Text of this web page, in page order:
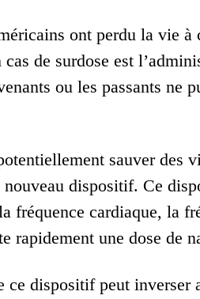
ont perdu la vie à
de surdose est
ou les passants ne
sauver des
dispositif. Ce
fréquence cardiaque, la
rapidement une dose de
ce dispositif peut inverser